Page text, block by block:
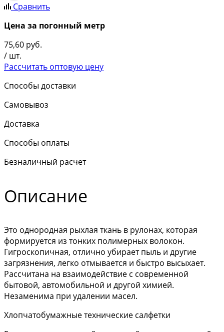
Сравнить
Цена за погонный метр
75,60 руб.
/ шт.
Рассчитать оптовую цену
Способы доставки
Самовывоз
Доставка
Способы оплаты
Безналичный расчет
Описание
Это однородная рыхлая ткань в рулонах, которая
формируется из тонких полимерных волокон.
Гигроскопичная, отлично убирает пыль и другие
загрязнения, легко отмывается и быстро высыхает.
Рассчитана на взаимодействие с современной
бытовой, автомобильной и другой химией.
Незаменима при удалении масел.
Хлопчатобумажные технические салфетки